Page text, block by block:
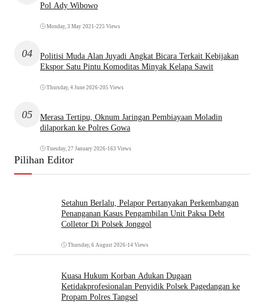
Pol Ady Wibowo
Monday, 3 May 2021 •225 Views
04
Politisi Muda Alan Juyadi Angkat Bicara Terkait Kebijakan
Ekspor Satu Pintu Komoditas Minyak Kelapa Sawit
Thursday, 4 June 2026•205 Views
05
Merasa Tertipu, Oknum Jaringan Pembiayaan Moladin
dilaporkan ke Polres Gowa
Tuesday, 27 January 2026•163 Views
Pilihan Editor
Setahun Berlalu, Pelapor Pertanyakan Perkembangan
Penanganan Kasus Pengambilan Unit Paksa Debt
Colletor Di Polsek Jonggol
Thursday, 6 August 2026•14 Views
Kuasa Hukum Korban Adukan Dugaan
Ketidakprofesionalan Penyidik Polsek Pagedangan ke
Propam Polres Tangsel